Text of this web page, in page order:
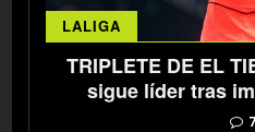
LALIGA
TRIPLETE DE EL
sigue líder tras